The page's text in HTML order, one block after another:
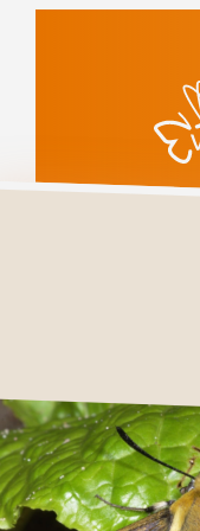
HEMARIS
TITYUS